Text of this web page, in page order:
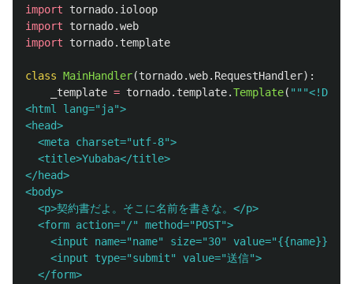
import
tornado.ioloop
import
tornado.web
import
tornado.template
class MainHandler(tornado.web. RequestHandler):
_template = tornado. template.Template( """
<html lang=" ja">
<head>
  <meta charset=
"utf-8">
  <title>Yubaba</title>
</head>
<body>
  <p>契約書だよ。そこに名前を書きな。</p>
  <form action=
" /" method="POST">
    <input name=
"name" size="30" value="{{name}}
    <input type=
"submit" value="送信">
  </form>